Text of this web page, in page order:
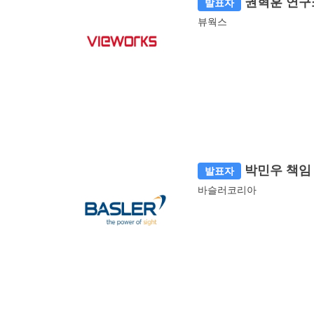
발표자
뷰웍스
발표자 박민우 책임
바슬러코리아